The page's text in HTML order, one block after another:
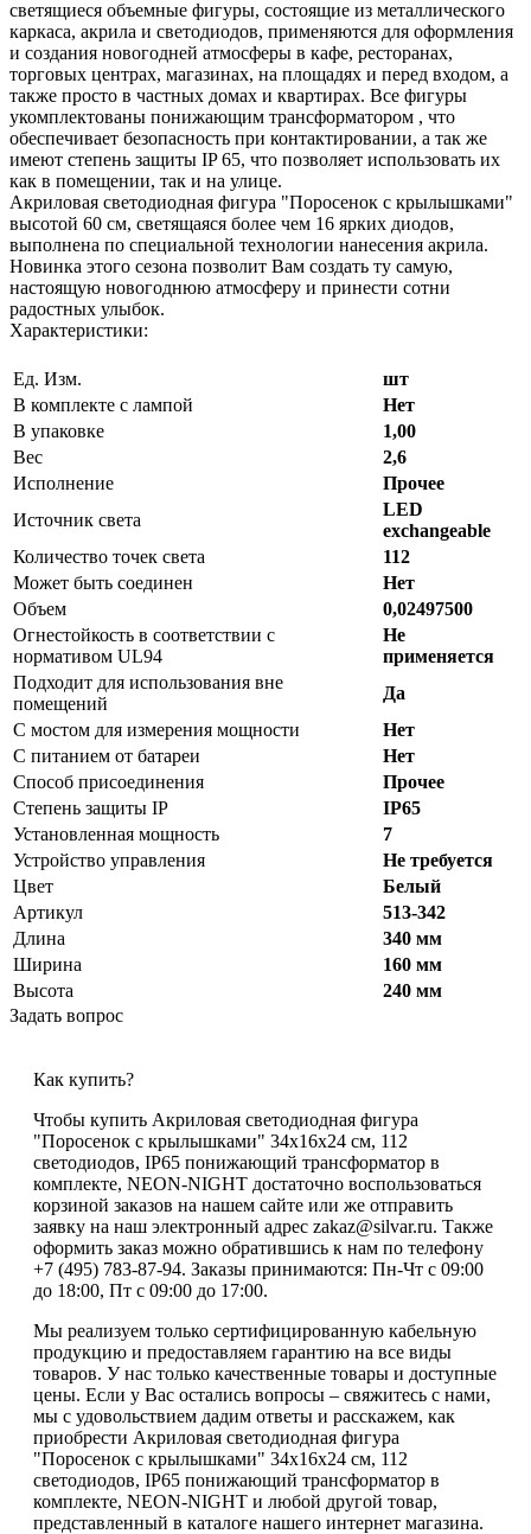
светящиеся объемные фигуры, состоящие из металлического
каркаса, акрила и светодиодов, применяются для оформления
и создания новогодней атмосферы в кафе, ресторанах,
торговых центрах, магазинах, на площадях и перед входом, а
также просто в частных домах и квартирах. Все фигуры
укомплектованы понижающим трансформатором , что
обеспечивает безопасность при контактировании, а так же
имеют степень защиты IP 65, что позволяет использовать их
как в помещении, так и на улице.
Акриловая светодиодная фигура "Поросенок с крылышками"
высотой 60 см, светящаяся более чем 16 ярких диодов,
выполнена по специальной технологии нанесения акрила.
Новинка этого сезона позволит Вам создать ту самую,
настоящую новогоднюю атмосферу и принести сотни
радостных улыбок.
Характеристики:
Ед. Изм.
шт
В комплекте с лампой
Нет
В упаковке
1,00
Вес
2,6
Исполнение
Прочее
Источник света
LED
exchangeable
Количество точек света
112
Может быть соединен
Нет
Объем
0,02497500
Огнестойкость в соответствии с
нормативом UL94
Не
применяется
Подходит для использования вне
помещений
Да
С мостом для измерения мощности
Нет
С питанием от батареи
Нет
Способ присоединения
Прочее
Степень защиты IP
IP65
Установленная мощность
7
Устройство управления
Не требуется
Цвет
Белый
Артикул
513-342
Длина
340 мм
Ширина
160 мм
Высота
240 мм
Задать вопрос
Как купить?
Чтобы купить Акриловая светодиодная фигура
"Поросенок с крылышками" 34х16х24 см, 112
светодиодов, IP65 понижающий трансформатор в
комплекте, NEON-NIGHT достаточно воспользоваться
корзиной заказов на нашем сайте или же отправить
заявку на наш электронный адрес zakaz@silvar.ru. Также
оформить заказ можно обратившись к нам по телефону
+7 (495) 783-87-94. Заказы принимаются: Пн-Чт с 09:00
до 18:00, Пт с 09:00 до 17:00.
Мы реализуем только сертифицированную кабельную
продукцию и предоставляем гарантию на все виды
товаров. У нас только качественные товары и доступные
цены. Если у Вас остались вопросы – свяжитесь с нами,
мы с удовольствием дадим ответы и расскажем, как
приобрести Акриловая светодиодная фигура
"Поросенок с крылышками" 34х16х24 см, 112
светодиодов, IP65 понижающий трансформатор в
комплекте, NEON-NIGHT и любой другой товар,
представленный в каталоге нашего интернет магазина.